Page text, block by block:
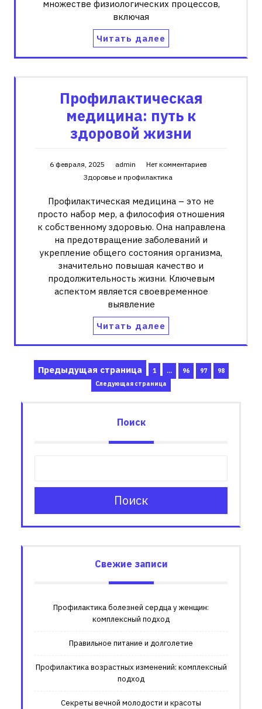
множестве физиологических процессов,
включая
Читать далее
Профилактическая
медицина: путь к
здоровой жизни
6 февраля, 2025 admin
Нет комментариев
Здоровье и профилактика
Профилактическая медицина – это не
просто набор мер, а философия отношения
к собственному здоровью. Она направлена
на предотвращение заболеваний и
укрепление общего состояния организма,
значительно повышая качество и
продолжительность жизни. Ключевым
аспектом является своевременное
выявление
Читать далее
Пагинация
Предыдущая страница Страница
1 … Страница
96 Страница
97 Страница
98
Следующая страница
Поиск
Поиск
Свежие записи
Профилактика болезней сердца у женщин:
комплексный подход
Правильное питание и долголетие
Профилактика возрастных изменений: комплексный
подход
Секреты вечной молодости и красоты